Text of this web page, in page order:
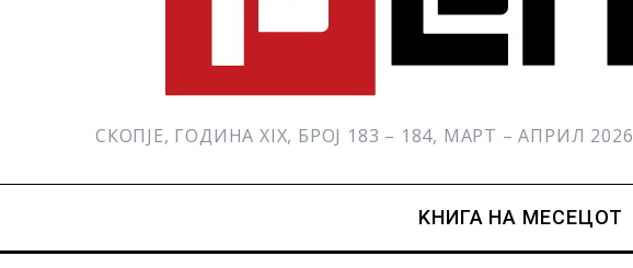
СКОПЈЕ, ГОДИНА XIX, БРОЈ 183 – 184, МАРТ – АПРИЛ 2026
KНИГА НА МЕСЕЦОТ